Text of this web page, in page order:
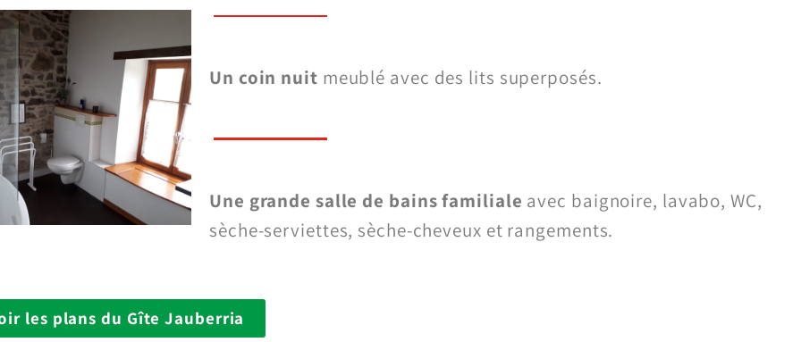
Un coin nuit meublé avec des lits superposés.
Une grande salle de bains familiale avec baignoire, lavabo, WC,
sèche-serviettes, sèche-cheveux et rangements.
les plans du Gîte Jauberria